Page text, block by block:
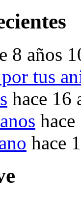
8 años
tus
hace 16
hace